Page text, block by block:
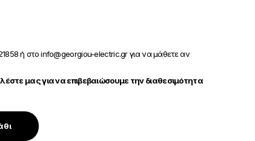
ή στο info@georgiou-electric.gr για να μάθετε αν
μας για να επιβεβαιώσουμε την διαθεσιμότητα